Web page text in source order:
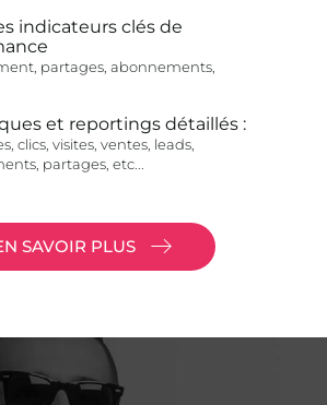
indicateurs clés de
partages, abonnements,
et reportings détaillés :
clics, visites, ventes, leads,
partages, etc...
SAVOIR PLUS